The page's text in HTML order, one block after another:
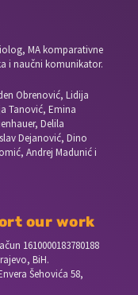
MA komparativne
i naučni komunikator.
Obrenović, Lidija
Tanović, Emina
Delila
Dejanović, Dino
Andrej Madunić i
our work
1610000183780188
BiH.
Šehovića 58,